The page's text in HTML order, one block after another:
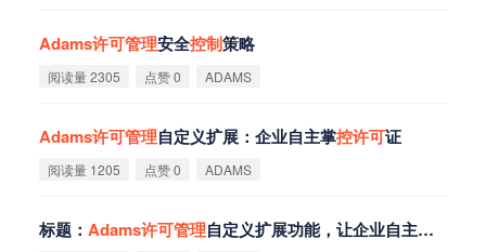
Adams许可管理安全控制策略
阅读量 2305 点赞 0 ADAMS
Adams许可管理自定义扩展：企业自主掌控许可证
阅读量 1205 点赞 0 ADAMS
标题： Adams许可管理自定义扩展功能，让企业自主掌